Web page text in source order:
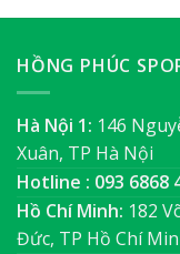
HỒNG PHÚC
Hà Nội 1: 146
Xuân, TP Hà Nội
Hotline : 093 6868
Hồ Chí Minh: 182
Đức, TP Hồ Chí